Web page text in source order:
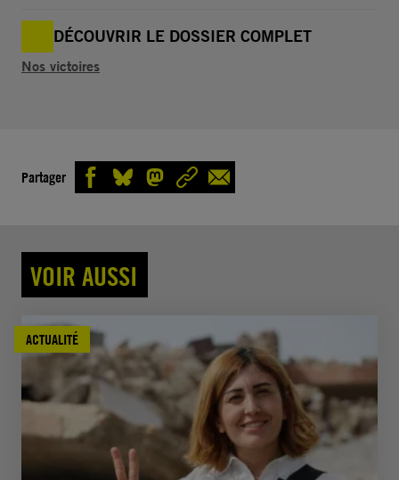
DÉCOUVRIR LE DOSSIER COMPLET
Nos victoires
Partager
VOIR AUSSI
ACTUALITÉ